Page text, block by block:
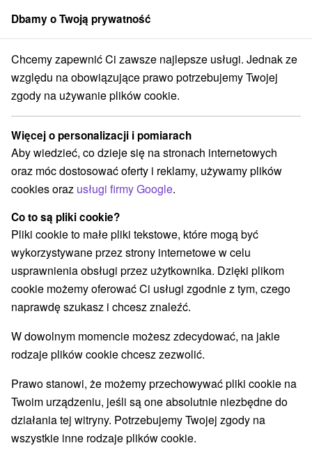
członek grupySorger
Pobyty uzdrowiskowe Stredné Slovensko Žilinský kraj Lúčky
Pobyty uzdrowiskowe Lúčky
Kategorie
Wszystkie kategorie
Pobyty z rabatem(2)
Wellness pobyty(4) Wyjazdy weekendowe
Romantyczne wypady
Wybierz lokalizację lub datę
Najlepiej sprzedające
1.
Dbamy o Twoją prywatność
Chcemy zapewnić Ci zawsze najlepsze usługi. Jednak ze
względu na obowiązujące prawo potrzebujemy Twojej
zgody na używanie plików cookie.
Więcej o personalizacji i pomiarach
Aby wiedzieć, co dzieje się na stronach internetowych
oraz móc dostosować oferty i reklamy, używamy plików
cookies oraz usługi firmy Google.
Co to są pliki cookie?
Pliki cookie to małe pliki tekstowe, które mogą być
wykorzystywane przez strony internetowe w celu
usprawnienia obsługi przez użytkownika. Dzięki plikom
cookie możemy oferować Ci usługi zgodnie z tym, czego
naprawdę szukasz i chcesz znaleźć.
W dowolnym momencie możesz zdecydować, na jakie
rodzaje plików cookie chcesz zezwolić.
Prawo stanowi, że możemy przechowywać pliki cookie na
Twoim urządzeniu, jeśli są one absolutnie niezbędne do
działania tej witryny. Potrzebujemy Twojej zgody na
wszystkie inne rodzaje plików cookie.